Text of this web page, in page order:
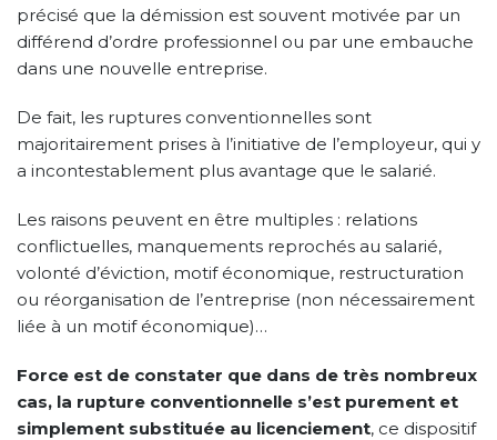
précisé que la démission est souvent motivée par un
différend d’ordre professionnel ou par une embauche
dans une nouvelle entreprise.
De fait, les ruptures conventionnelles sont
majoritairement prises à l’initiative de l’employeur, qui y
a incontestablement plus avantage que le salarié.
Les raisons peuvent en être multiples : relations
conflictuelles, manquements reprochés au salarié,
volonté d’éviction, motif économique, restructuration
ou réorganisation de l’entreprise (non nécessairement
liée à un motif économique)…
Force est de constater que dans de très nombreux
cas, la rupture conventionnelle s’est purement et
simplement substituée au licenciement, ce dispositif